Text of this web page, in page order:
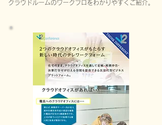
クラウドルームのワークフロをわかりやすくご紹介。